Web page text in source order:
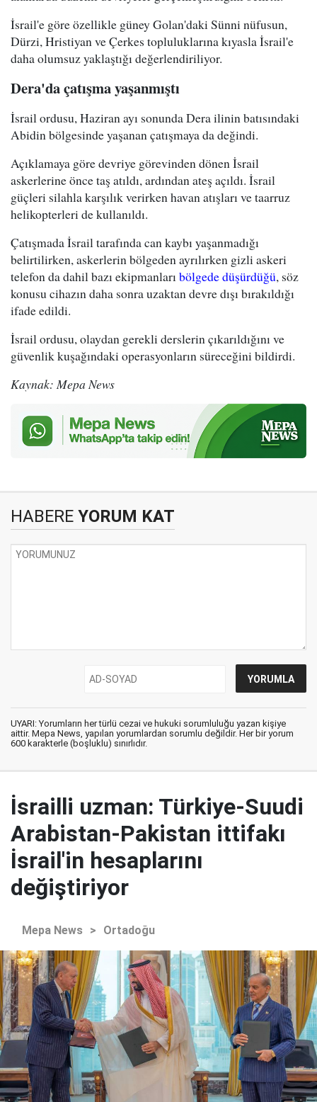
İsrail'e göre özellikle güney Golan'daki Sünni nüfusun,
Dürzi, Hristiyan ve Çerkes topluluklarına kıyasla İsrail'e
daha olumsuz yaklaştığı değerlendiriliyor.
Dera'da çatışma yaşanmıştı
İsrail ordusu, Haziran ayı sonunda Dera ilinin batısındaki
Abidin bölgesinde yaşanan çatışmaya da değindi.
Açıklamaya göre devriye görevinden dönen İsrail
askerlerine önce taş atıldı, ardından ateş açıldı. İsrail
güçleri silahla karşılık verirken havan atışları ve taarruz
helikopterleri de kullanıldı.
Çatışmada İsrail tarafında can kaybı yaşanmadığı
belirtilirken, askerlerin bölgeden ayrılırken gizli askeri
telefon da dahil bazı ekipmanlarıbölgede düşürdüğü, söz
konusu cihazın daha sonra uzaktan devre dışı bırakıldığı
ifade edildi.
İsrail ordusu, olaydan gerekli derslerin çıkarıldığını ve
güvenlik kuşağındaki operasyonların süreceğini bildirdi.
Kaynak: Mepa News
HABERE YORUM KAT
UYARI: Yorumların her türlü cezai ve hukuki sorumluluğu yazan kişiye
aittir. Mepa News, yapılan yorumlardan sorumlu değildir. Her bir yorum
600 karakterle (boşluklu) sınırlıdır.
İsrailli uzman: Türkiye-Suudi
Arabistan-Pakistan ittifakı
İsrail'in hesaplarını
değiştiriyor
Mepa News > Ortadoğu